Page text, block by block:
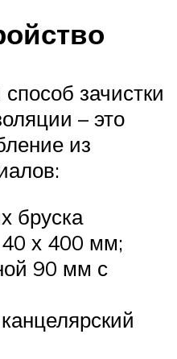
зачистки
– это
из
бруска
х 400 мм;
90 мм с